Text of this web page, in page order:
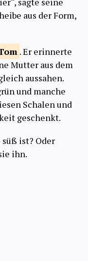
aus der Form,
. Er erinnerte
Mutter aus dem
aussahen.
und manche
Schalen und
geschenkt.
süß ist? Oder
ihn.